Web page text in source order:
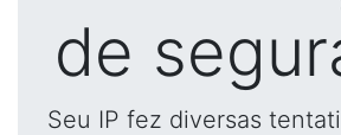
de
Seu IP fez diversas